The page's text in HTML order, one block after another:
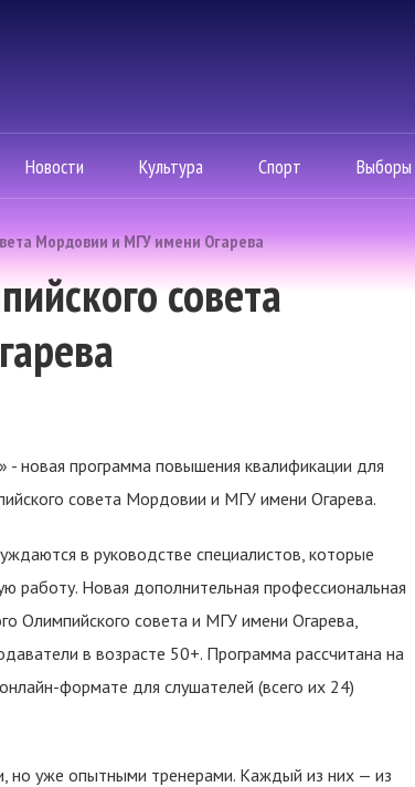
Новости Культура Спорт Выборы
Мордовии и МГУ имени Огарева
совета
новая программа повышения квалификации для
совета Мордовии и МГУ имени Огарева.
в руководстве специалистов, которые
работу. Новая дополнительная профессиональная
Олимпийского совета и МГУ имени Огарева,
в возрасте 50+. Программа рассчитана на
формате для слушателей (всего их 24)
но уже опытными тренерами. Каждый из них — из